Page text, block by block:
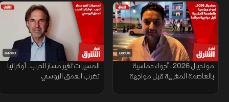
03:00
مونديال 2026.. أجواء حماسية
بالعاصمة المغربية قبل مواجهة
04:00
المسيرات تغير مسار الحرب.. أوكرانيا
تضرب العمق الروسي